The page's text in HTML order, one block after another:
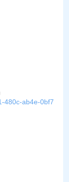
480c-ab4e-0bf7